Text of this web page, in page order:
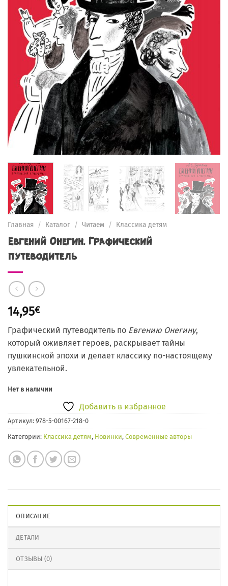
Главная / Каталог / Читаем / Классика детям
Евгений Онегин. Графический
путеводитель
14,95€
Графический путеводитель по Евгению Онегину,
который оживляет героев, раскрывает тайны
пушкинской эпохи и делает классику по-настоящему
увлекательной.
Нет в наличии
Добавить в избранное
Артикул: 978-5-00167-218-0
Категории: Классика детям, Новинки, Современные авторы
ОПИСАНИЕ
ДЕТАЛИ
ОТЗЫВЫ (0)